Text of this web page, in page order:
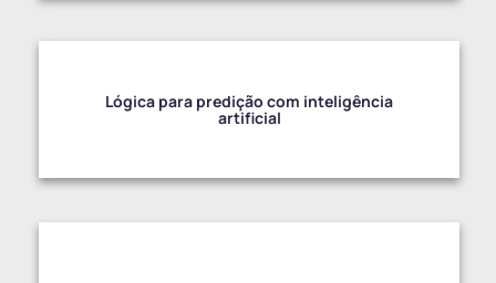
Lógica para predição com inteligência
artificial